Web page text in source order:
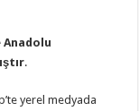
Anadolu
.
yerel medyada